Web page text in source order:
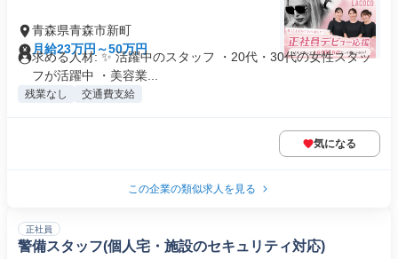
青森県青森市新町
月給23万円～50万円
求める人材: ✨ 活躍中のスタッフ ・20代・30代の女性スタッ
フが活躍中 ・美容業...
残業なし 交通費支給
気になる
この企業の類似求人を見る
正社員
警備スタッフ(個人宅・施設のセキュリティ対応)